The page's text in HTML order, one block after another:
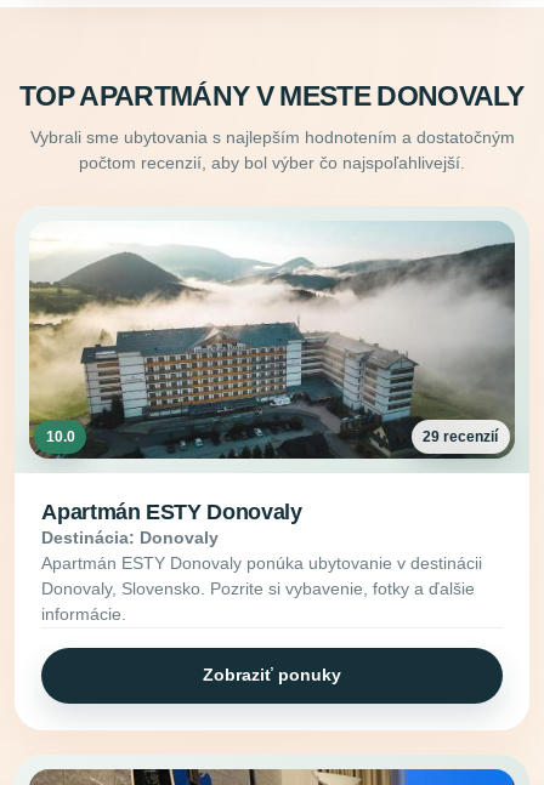
TOP APARTMÁNY V MESTE DONOVALY
Vybrali sme ubytovania s najlepším hodnotením a dostatočným
počtom recenzií, aby bol výber čo najspoľahlivejší.
10.0 29 recenzií
Apartmán ESTY Donovaly
Destinácia: Donovaly
Apartmán ESTY Donovaly ponúka ubytovanie v destinácii
Donovaly, Slovensko. Pozrite si vybavenie, fotky a ďalšie
informácie.
Zobraziť ponuky